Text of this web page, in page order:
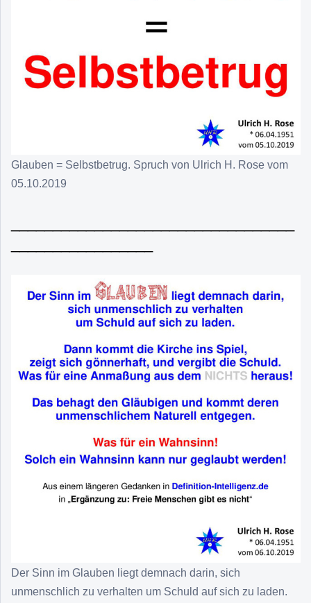
Glauben = Selbstbetrug. Spruch von Ulrich H. Rose vom
05.10.2019
Der Sinn im Glauben liegt demnach darin, sich
unmenschlich zu verhalten um Schuld auf sich zu laden.